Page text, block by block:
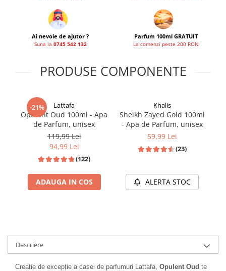
Ai nevoie de ajutor ?
Suna la 0745 542 132
Parfum 100ml GRATUIT
La comenzi peste 200 RON
PRODUSE COMPONENTE
-21% Lattafa
Opulent Oud 100ml - Apa
de Parfum, unisex
119,99 Lei
94,99 Lei
(122)
ADAUGA IN COS
Khalis
Sheikh Zayed Gold 100ml
- Apa de Parfum, unisex
59,99 Lei
(23)
ALERTA STOC
Descriere
Creație de excepție a casei de parfumuri Lattafa, Opulent Oud te